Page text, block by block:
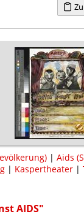
| Aids
| Kaspertheater |
AIDS"